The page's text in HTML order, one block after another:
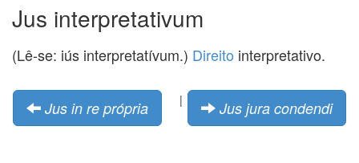
Jus interpretativum
(Lê-se: iús interpretatívum.) Direito interpretativo.
Jus in re própria | Jus jura condendi